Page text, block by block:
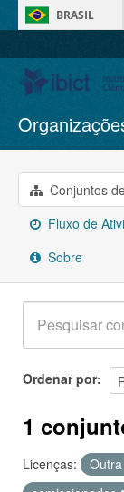
BRASIL
Conjuntos de
Organizações
Grupos
Sobre
Conjuntos
Fluxo de
Sobre
Ordenar por
1
Licenças: